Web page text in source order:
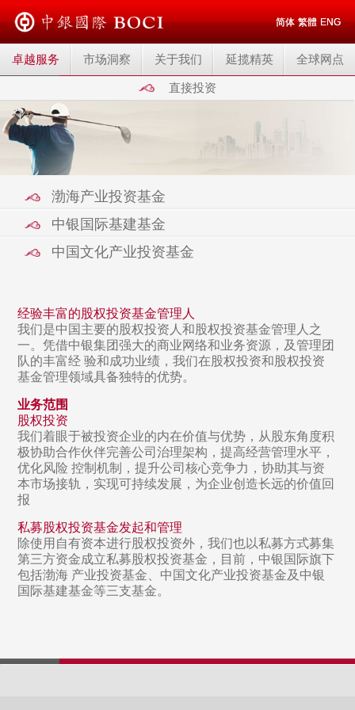
简体 繁體 ENG
卓越服务 市场洞察 关于我们 延揽精英 全球网点
直接投资
渤海产业投资基金
中银国际基建基金
中国文化产业投资基金
经验丰富的股权投资基金管理人
我们是中国主要的股权投资人和股权投资基金管理人之
一。凭借中银集团强大的商业网络和业务资源，及管理团
队的丰富经 验和成功业绩，我们在股权投资和股权投资
基金管理领域具备独特的优势。
业务范围
股权投资
我们着眼于被投资企业的内在价值与优势，从股东角度积
极协助合作伙伴完善公司治理架构，提高经营管理水平，
优化风险 控制机制，提升公司核心竞争力，协助其与资
本市场接轨，实现可持续发展，为企业创造长远的价值回
报
私募股权投资基金发起和管理
除使用自有资本进行股权投资外，我们也以私募方式募集
第三方资金成立私募股权投资基金，目前，中银国际旗下
包括渤海 产业投资基金、中国文化产业投资基金及中银
国际基建基金等三支基金。